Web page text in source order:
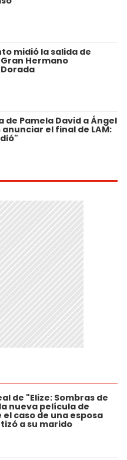
midió la salida de
Hermano
de Pamela David a Ángel
el final de LAM:
de "Elize: Sombras de
nueva película de
caso de una esposa
a su marido